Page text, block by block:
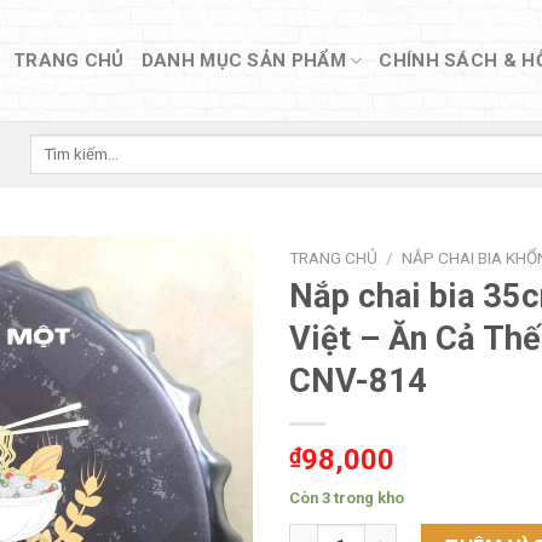
TRANG CHỦ DANH MỤC SẢN PHẨM CHÍNH SÁCH &
Tìm
TRANG CHỦ / NẮP CHAI BIA
Nắp chai bia
Việt – Ăn Cả
CNV-814
₫98,000
Còn 3 trong kho
Nắp chai bia 35cm tiếng Việt -